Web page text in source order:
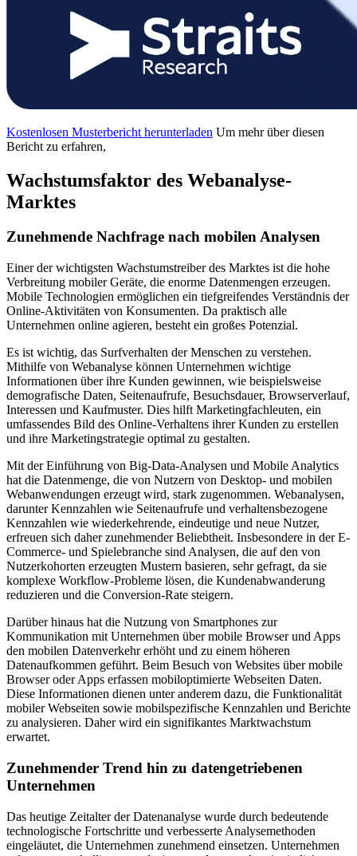
Kostenlosen Musterbericht herunterladen Um mehr über diesen
Bericht zu erfahren,
Wachstumsfaktor des Webanalyse-
Marktes
Zunehmende Nachfrage nach mobilen Analysen
Einer der wichtigsten Wachstumstreiber des Marktes ist die hohe
Verbreitung mobiler Geräte, die enorme Datenmengen erzeugen.
Mobile Technologien ermöglichen ein tiefgreifendes Verständnis der
Online-Aktivitäten von Konsumenten. Da praktisch alle
Unternehmen online agieren, besteht ein großes Potenzial.
Es ist wichtig, das Surfverhalten der Menschen zu verstehen.
Mithilfe von Webanalyse können Unternehmen wichtige
Informationen über ihre Kunden gewinnen, wie beispielsweise
demografische Daten, Seitenaufrufe, Besuchsdauer, Browserverlauf,
Interessen und Kaufmuster. Dies hilft Marketingfachleuten, ein
umfassendes Bild des Online-Verhaltens ihrer Kunden zu erstellen
und ihre Marketingstrategie optimal zu gestalten.
Mit der Einführung von Big-Data-Analysen und Mobile Analytics
hat die Datenmenge, die von Nutzern von Desktop- und mobilen
Webanwendungen erzeugt wird, stark zugenommen. Webanalysen,
darunter Kennzahlen wie Seitenaufrufe und verhaltensbezogene
Kennzahlen wie wiederkehrende, eindeutige und neue Nutzer,
erfreuen sich daher zunehmender Beliebtheit. Insbesondere in der E-
Commerce- und Spielebranche sind Analysen, die auf den von
Nutzerkohorten erzeugten Mustern basieren, sehr gefragt, da sie
komplexe Workflow-Probleme lösen, die Kundenabwanderung
reduzieren und die Conversion-Rate steigern.
Darüber hinaus hat die Nutzung von Smartphones zur
Kommunikation mit Unternehmen über mobile Browser und Apps
den mobilen Datenverkehr erhöht und zu einem höheren
Datenaufkommen geführt. Beim Besuch von Websites über mobile
Browser oder Apps erfassen mobiloptimierte Webseiten Daten.
Diese Informationen dienen unter anderem dazu, die Funktionalität
mobiler Webseiten sowie mobilspezifische Kennzahlen und Berichte
zu analysieren. Daher wird ein signifikantes Marktwachstum
erwartet.
Zunehmender Trend hin zu datengetriebenen
Unternehmen
Das heutige Zeitalter der Datenanalyse wurde durch bedeutende
technologische Fortschritte und verbesserte Analysemethoden
eingeläutet, die Unternehmen zunehmend einsetzen. Unternehmen